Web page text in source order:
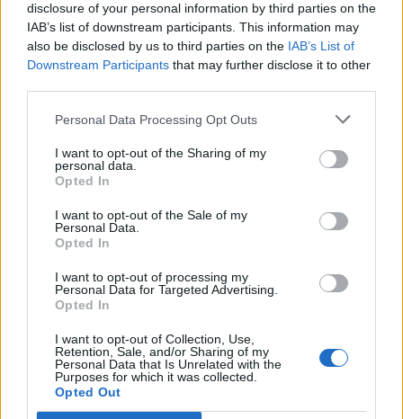
disclosure of your personal information by third parties on the
IAB’s list of downstream participants. This information may
also be disclosed by us to third parties on the IAB’s List of
Downstream Participants that may further disclose it to other
Personal Data Processing Opt Outs
I want to opt-out of the Sharing of my
personal data.
Opted In
I want to opt-out of the Sale of my
Personal Data.
Opted In
I want to opt-out of processing my
Personal Data for Targeted Advertising.
Opted In
I want to opt-out of Collection, Use,
Retention, Sale, and/or Sharing of my
Personal Data that Is Unrelated with the
Purposes for which it was collected.
Opted Out
Esim for Global|Esim for Europe|Esim for Caribbean
Esim for USA| Esim for Italy|Esim for Spain
for Turkey|Esim for Germany|Esim for Greece|Esim